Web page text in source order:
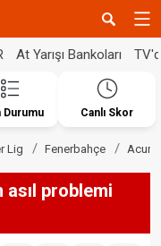
At Yarışı Bankoları
Durumu Canlı Skor
Lig Fenerbahçe Acun
asıl problemi